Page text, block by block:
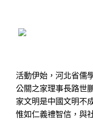
活動伊始，河北省儒
公關之家理事長路世
家文明是中國文明不
惟如仁義禮智信，與